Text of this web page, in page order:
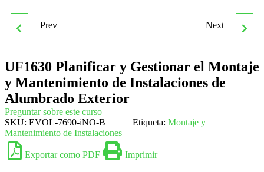
UF1629 PLANIFICAR Y
MONTAJE Y
MANTENIMIENTO DE
REDES ELÉCTRICAS DE
Prev
DE REDES ELÉCTRICAS
Next
UF1630 Planificar y Gestionar el Montaje
y Mantenimiento de Instalaciones de
Alumbrado Exterior
Preguntar sobre este curso
SKU: EVOL-7690-iNO-B Etiqueta: Montaje y
Mantenimiento de Instalaciones
Exportar como PDF Imprimir